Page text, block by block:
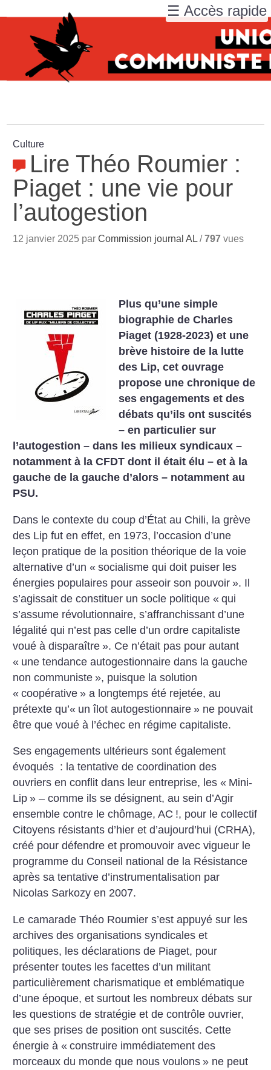
Culture
Lire Théo Roumier :
Piaget : une vie pour
l’autogestion
12 janvier 2025 parCommission journal AL /797 vues
Plus qu’une simple
biographie de Charles
Piaget (1928-2023) et une
brève histoire de la lutte
des Lip, cet ouvrage
propose une chronique de
ses engagements et des
débats qu’ils ont suscités
– en particulier sur
l’autogestion – dans les milieux syndicaux –
notamment à la CFDT dont il était élu – et à la
gauche de la gauche d’alors – notamment au
PSU.
Dans le contexte du coup d’État au Chili, la grève
des Lip fut en effet, en 1973, l’occasion d’une
leçon pratique de la position théorique de la voie
alternative d’un « socialisme qui doit puiser les
énergies populaires pour asseoir son pouvoir ». Il
s’agissait de constituer un socle politique « qui
s’assume révolutionnaire, s’affranchissant d’une
légalité qui n’est pas celle d’un ordre capitaliste
voué à disparaître ». Ce n’était pas pour autant
« une tendance autogestionnaire dans la gauche
non communiste », puisque la solution
« coopérative » a longtemps été rejetée, au
prétexte qu’« un îlot autogestionnaire » ne pouvait
être que voué à l’échec en régime capitaliste.
Ses engagements ultérieurs sont également
évoqués : la tentative de coordination des
ouvriers en conflit dans leur entreprise, les « Mini-
Lip » – comme ils se désignent, au sein d’Agir
ensemble contre le chômage, AC !, pour le ­collectif
Citoyens résistants d’hier et d’aujourd’hui (CRHA),
créé pour défendre et promouvoir avec vigueur le
programme du Conseil national de la Résistance
après sa tentative d’instrumentalisation par
Nicolas Sarkozy en 2007.
Le camarade Théo Roumier s’est appuyé sur les
archives des organisations syndicales et
politiques, les déclarations de Piaget, pour
présenter toutes les facettes d’un militant
particulièrement charismatique et emblématique
d’une époque, et surtout les nombreux débats sur
les questions de stratégie et de contrôle ouvrier,
que ses prises de position ont suscités. Cette
énergie à « construire immédiatement des
morceaux du monde que nous voulons » ne peut
☰ Accès rapide